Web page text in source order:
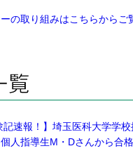
の取り組みはこちらからご
記速報！】埼玉医科大学学
人指導生M・Dさんから合